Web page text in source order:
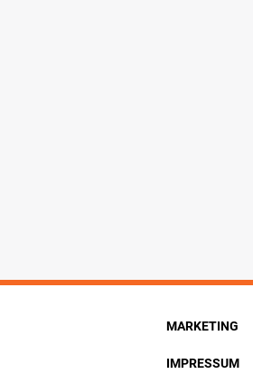
MARKETING
IMPRESSUM